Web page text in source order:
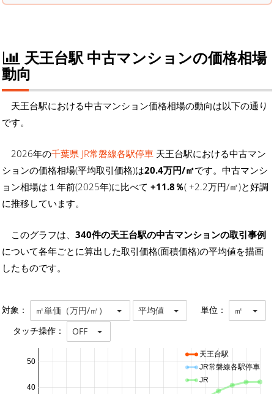
天王台駅 中古マンションの価格相場
動向
天王台駅における中古マンション価格相場の動向は以下の通り
です。
2026年の千葉県 JR常磐線各駅停車 天王台駅における中古マン
ションの価格相場(平均取引価格)は20.4万円/㎡です。中古マンシ
ョン相場は１年前(2025年)に比べて +11.8％( +2.2万円/㎡)と好調
に推移しています。
このグラフは、 340件の天王台駅の中古マンションの取引事例
について各年ごとに算出した取引価格(面積価格)の平均値を描画
したものです。
対象： ㎡単価（万円/㎡） 平均値 単位： ㎡
タッチ操作： OFF
40
50
天王台駅
JR常磐線各駅停車
JR